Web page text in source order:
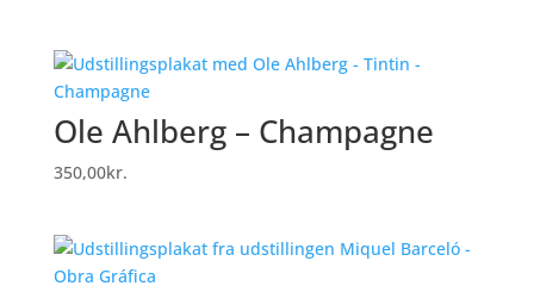
Ole Ahlberg – Champagne
350,00kr.